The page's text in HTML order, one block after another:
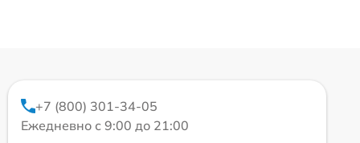
+7 (800) 301-34-05
Ежедневно с 9:00 до 21:00